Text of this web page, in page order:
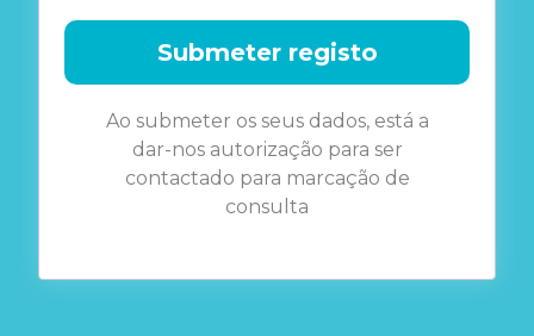
Submeter registo
Ao submeter os seus dados, está a
dar-nos autorização para ser
contactado para marcação de
consulta